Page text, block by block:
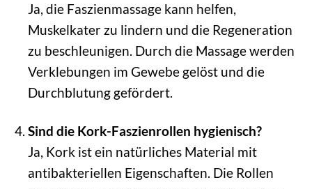
Ja, die Faszienmassage kann helfen,
Muskelkater zu lindern und die Regeneration
zu beschleunigen. Durch die Massage werden
Verklebungen im Gewebe gelöst und die
Durchblutung gefördert.
Sind die Kork-Faszienrollen hygienisch?
Ja, Kork ist ein natürliches Material mit
antibakteriellen Eigenschaften. Die Rollen